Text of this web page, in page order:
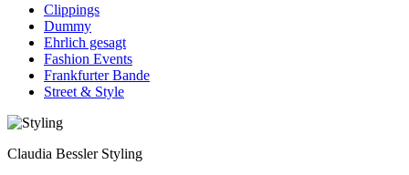
Clippings
Dummy
Ehrlich gesagt
Fashion Events
Frankfurter Bande
Street & Style
Claudia Bessler Styling